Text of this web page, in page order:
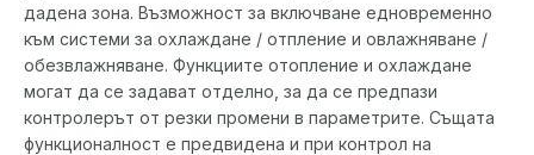
дадена зона. Възможност за включване едновременно
към системи за охлаждане / отпление и овлажняване /
обезвлажняване. Функциите отопление и охлаждане
могат да се задават отделно, за да се предпази
контролерът от резки промени в параметрите. Същата
функционалност е предвидена и при контрол на